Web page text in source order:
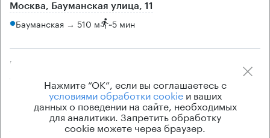
Москва, Бауманская улица, 11
Бауманская → 510 м ~5 мин
3700 — 4400 кв.м
Класс офисов
класс B
Тип здания
Бизнес-центр
Схема продажи
Нажмите “ОК”, если вы соглашаетесь с
условиями обработки cookieи ваших
данных о поведении на сайте, необходимых
для аналитики. Запретить обработку
cookie можете через браузер.